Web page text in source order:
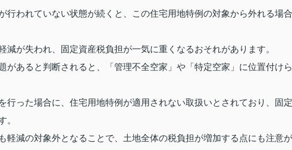
行われていない状態が続くと、この住宅用地特例の対象から外れる場合
が失われ、固定資産税負担が一気に重くなるおそれがあります。
があると判断されると、「管理不全空家」や「特定空家」に位置付けら
行った場合に、住宅用地特例が適用されない取扱いとされており、固定
。
軽減の対象外となることで、土地全体の税負担が増加する点にも注意が